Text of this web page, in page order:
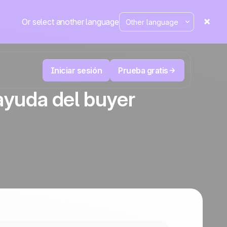
Or select another language
Iniciar sesión Prueba gratis
del buyer